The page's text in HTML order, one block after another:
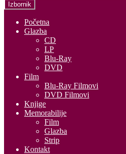
Izbornik
Početna
Glazba
CD
LP
Blu-Ray
DVD
Film
Blu-Ray Filmovi
DVD Filmovi
Knjige
Memorabilije
Film
Glazba
Strip
Kontakt